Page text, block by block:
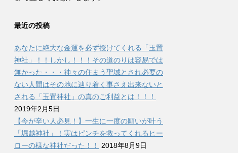
最近の投稿
あなたに絶大な金運を必ず授けてくれる「玉置
神社」！！しかし！！！その道のりは容易では
無かった・・・神々の住まう聖域とされ必要の
ない人間はその地に辿り着く事さえ出来ないと
される「玉置神社」の真のご利益とは！！！
2019年2月5日
【今が辛い人必見！】一生に一度の願いが叶う
「堀越神社」！実はピンチを救ってくれるヒー
ローの様な神社だった！！
2018年8月9日